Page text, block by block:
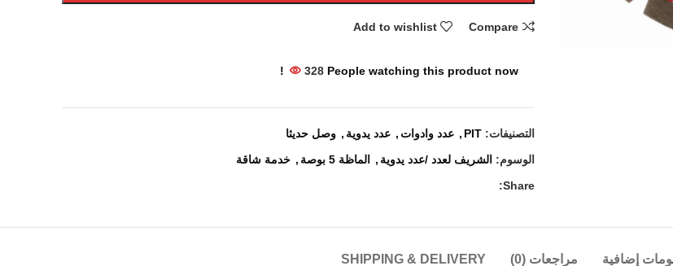
Compare
Add to wishlist
328 People watching this product now!
التصنيفات: PIT
, عدد وادوات , عدد يدوية , وصل حديثا
الوسوم: الشريف لعدد /عدد يدوية , الماظة 5 بوصة , خدمة شاقة
Share:
إضافية مراجعات (0) SHIPPING & DELIVERY